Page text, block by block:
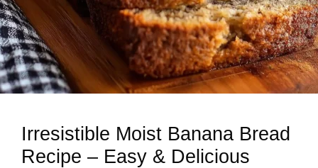
Irresistible Moist Banana Bread
Recipe – Easy & Delicious